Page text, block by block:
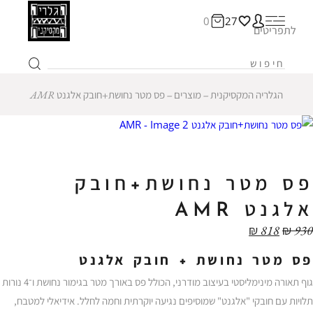
27
0
לתפריטים
הגלריה המקסיקנית ‒מוצרים ‒פס מטר נחושת+חובק אלגנט AMR
פס מטר נחושת+חובק
אלגנט AMR
₪930
₪818
פס מטר נחושת + חובק אלגנט
גוף תאורה מינימליסטי בעיצוב מודרני, הכולל פס באורך מטר בגימור נחושת ו־4 נורות
תלויות עם חובקי "אלגנט" שמוסיפים נגיעה יוקרתית וחמה לחלל. אידיאלי למטבח,